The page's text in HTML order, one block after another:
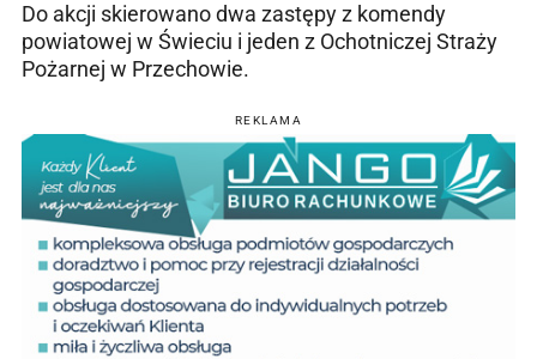
Do akcji skierowano dwa zastępy z komendy
powiatowej w Świeciu i jeden z Ochotniczej Straży
Pożarnej w Przechowie.
REKLAMA